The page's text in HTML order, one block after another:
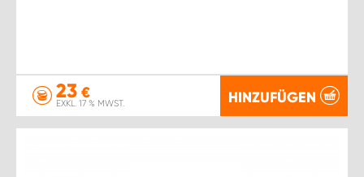
23 €
EXKL. 17 % MWST. HINZUFÜGEN